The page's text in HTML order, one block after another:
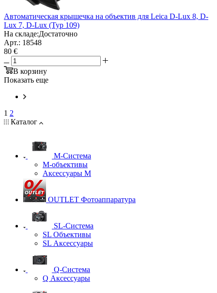
Автоматическая крышечка на объектив для Leica D-Lux 8, D-
Lux 7, D-Lux (Typ 109)
На складе:Достаточно
Арт.: 18548
80 €
В корзину
Показать еще
1 2
Каталог
M-Система
М-объективы
Аксессуары М
OUTLET Фотоаппаратура
SL-Система
SL Объективы
SL Аксессуары
Q-Cистема
Q Аксессуары